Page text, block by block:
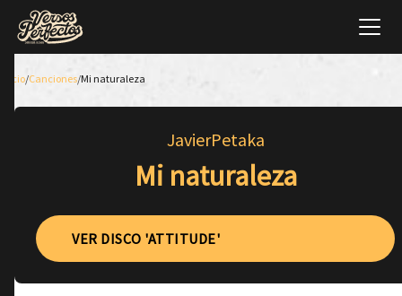
Inicio/Canciones/Mi naturaleza
JavierPetaka
Mi naturaleza
VER DISCO 'ATTITUDE'